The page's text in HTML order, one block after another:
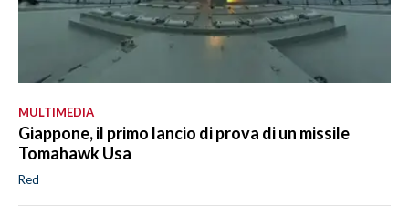
MULTIMEDIA
Giappone, il primo lancio di prova di un missile
Tomahawk Usa
Red